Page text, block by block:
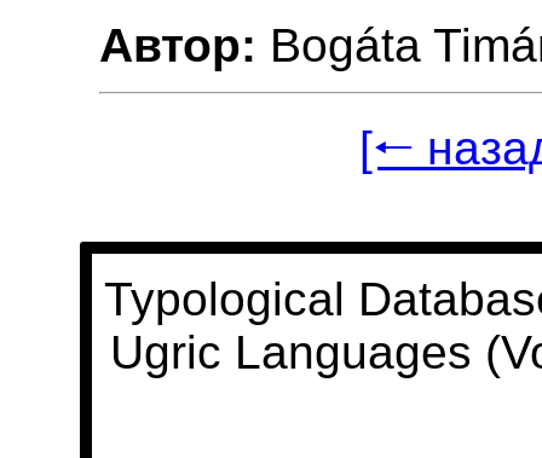
Автор: Bogáta
[🠐
Typological
Ugric Languages